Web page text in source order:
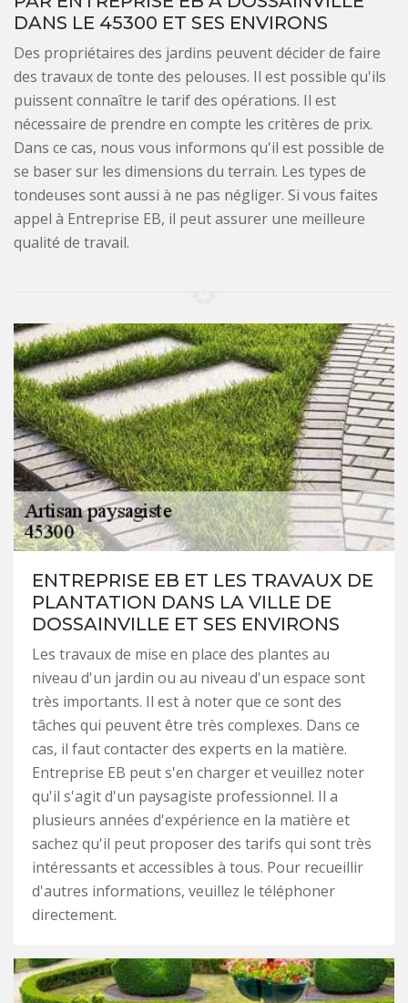
DANS LE 45300 ET SES ENVIRONS
Des propriétaires des jardins peuvent décider de faire
des travaux de tonte des pelouses. Il est possible qu'ils
puissent connaître le tarif des opérations. Il est
nécessaire de prendre en compte les critères de prix.
Dans ce cas, nous vous informons qu'il est possible de
se baser sur les dimensions du terrain. Les types de
tondeuses sont aussi à ne pas négliger. Si vous faites
appel à Entreprise EB, il peut assurer une meilleure
qualité de travail.
ENTREPRISE EB ET LES TRAVAUX DE
PLANTATION DANS LA VILLE DE
DOSSAINVILLE ET SES ENVIRONS
Les travaux de mise en place des plantes au
niveau d'un jardin ou au niveau d'un espace sont
très importants. Il est à noter que ce sont des
tâches qui peuvent être très complexes. Dans ce
cas, il faut contacter des experts en la matière.
Entreprise EB peut s'en charger et veuillez noter
qu'il s'agit d'un paysagiste professionnel. Il a
plusieurs années d'expérience en la matière et
sachez qu'il peut proposer des tarifs qui sont très
intéressants et accessibles à tous. Pour recueillir
d'autres informations, veuillez le téléphoner
directement.